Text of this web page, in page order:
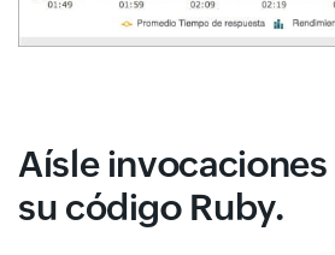
Aísle invocaciones
su código Ruby.